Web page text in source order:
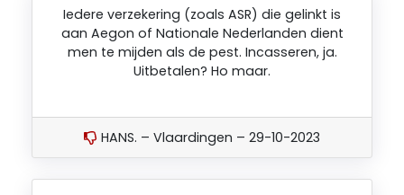
Iedere verzekering (zoals ASR) die gelinkt is
aan Aegon of Nationale Nederlanden dient
men te mijden als de pest. Incasseren, ja.
Uitbetalen? Ho maar.
HANS. – Vlaardingen – 29-10-2023